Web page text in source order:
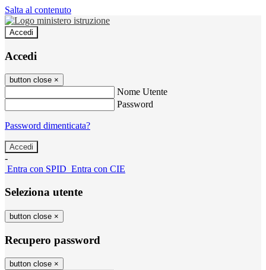
Salta al contenuto
Accedi
Accedi
button close ×
Nome Utente
Password
Password dimenticata?
-
Entra con SPID Entra con CIE
Seleziona utente
button close ×
Recupero password
button close ×